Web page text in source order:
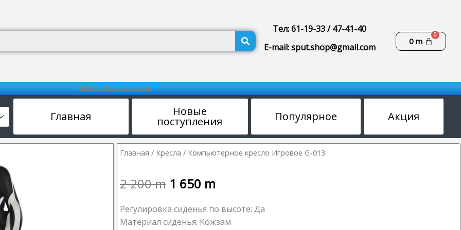
Поиск Тел: 61-19-33 / 47-41-40
E-mail: sput.shop@gmail.com
0m
06.08.2026 22:28:56
Главная Новые
поступления Популярное Акция
Главная / Кресла / Компьютерное кресло Игровое G-013
2 200m 1 650 m
Регулировка сиденья по высоте: Да
Материал сиденья: Кожзам